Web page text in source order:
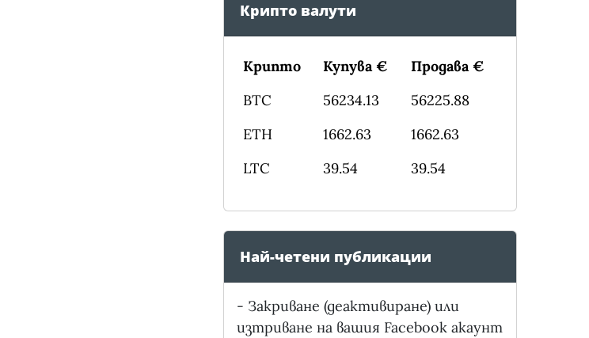
Крипто валути
Крипто Купува €
Продава €
BTC
56234.13
56225.88
ETH
1662.63
1662.63
LTC
39.54 39.54
Най-четени публикации
- Закриване (деактивиране) или
изтриване на вашия Facebook акаунт